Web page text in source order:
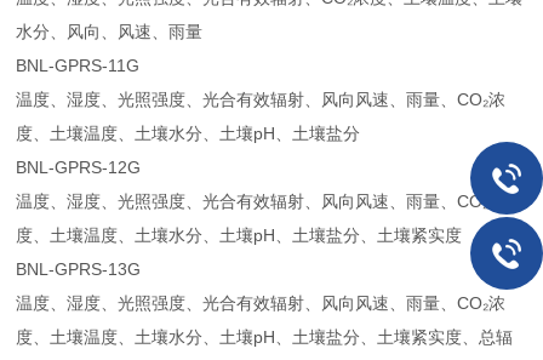
水分、风向、风速、雨量
BNL-GPRS-11G
温度、湿度、光照强度、光合有效辐射、风向风速、雨量、CO₂浓
度、土壤温度、土壤水分、土壤pH、土壤盐分
BNL-GPRS-12G
温度、湿度、光照强度、光合有效辐射、风向风速、雨量、CO₂浓
度、土壤温度、土壤水分、土壤pH、土壤盐分、土壤紧实度
BNL-GPRS-13G
温度、湿度、光照强度、光合有效辐射、风向风速、雨量、CO₂浓
度、土壤温度、土壤水分、土壤pH、土壤盐分、土壤紧实度、总辐